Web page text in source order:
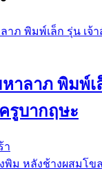
าลาภ พิมพ์เ
รูบากฤษะ
า